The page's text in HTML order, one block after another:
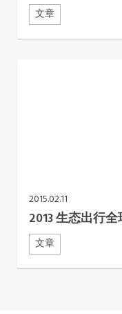
文章
2015.02.11
2013 生态出行
文章